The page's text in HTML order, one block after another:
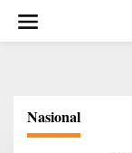
konten
Nasional